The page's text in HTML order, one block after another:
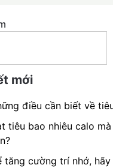
mới
điều cần biết về
tiêu bao nhiêu calo
tăng cường trí nhớ, hãy